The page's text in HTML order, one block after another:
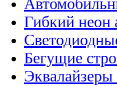
Гибкий неон
Бегущие
Эквалайзеры